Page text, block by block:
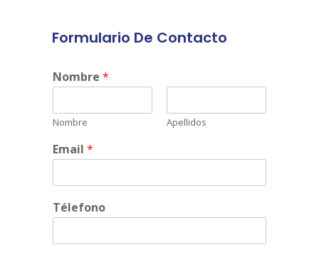
Formulario De Contacto
Nombre*
Nombre Apellidos
Email*
Télefono